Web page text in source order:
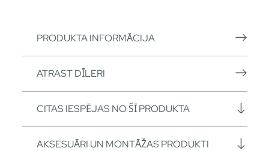
PRODUKTA INFORMĀCIJA
ATRAST DĪLERI
CITAS IESPĒJAS NO ŠĪ PRODUKTA
AKSESUĀRI UN MONTĀŽAS PRODUKTI